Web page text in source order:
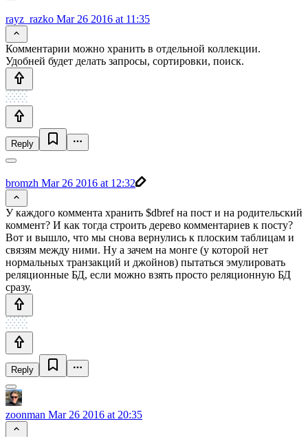
rayz_razko Mar 26 2016 at 11:35
Комментарии можно хранить в отдельной коллекции.
Удобней будет делать запросы, сортировки, поиск.
Reply
bromzh Mar 26 2016 at 12:32
У каждого коммента хранить $dbref на пост и на родительский
коммент? И как тогда строить дерево комментариев к посту?
Вот и вышло, что мы снова вернулись к плоским таблицам и
связям между ними. Ну а зачем на монге (у которой нет
нормальных транзакций и джойнов) пытаться эмулировать
реляционные БД, если можно взять просто реляционную БД
сразу.
Reply
zoonman Mar 26 2016 at 20:35